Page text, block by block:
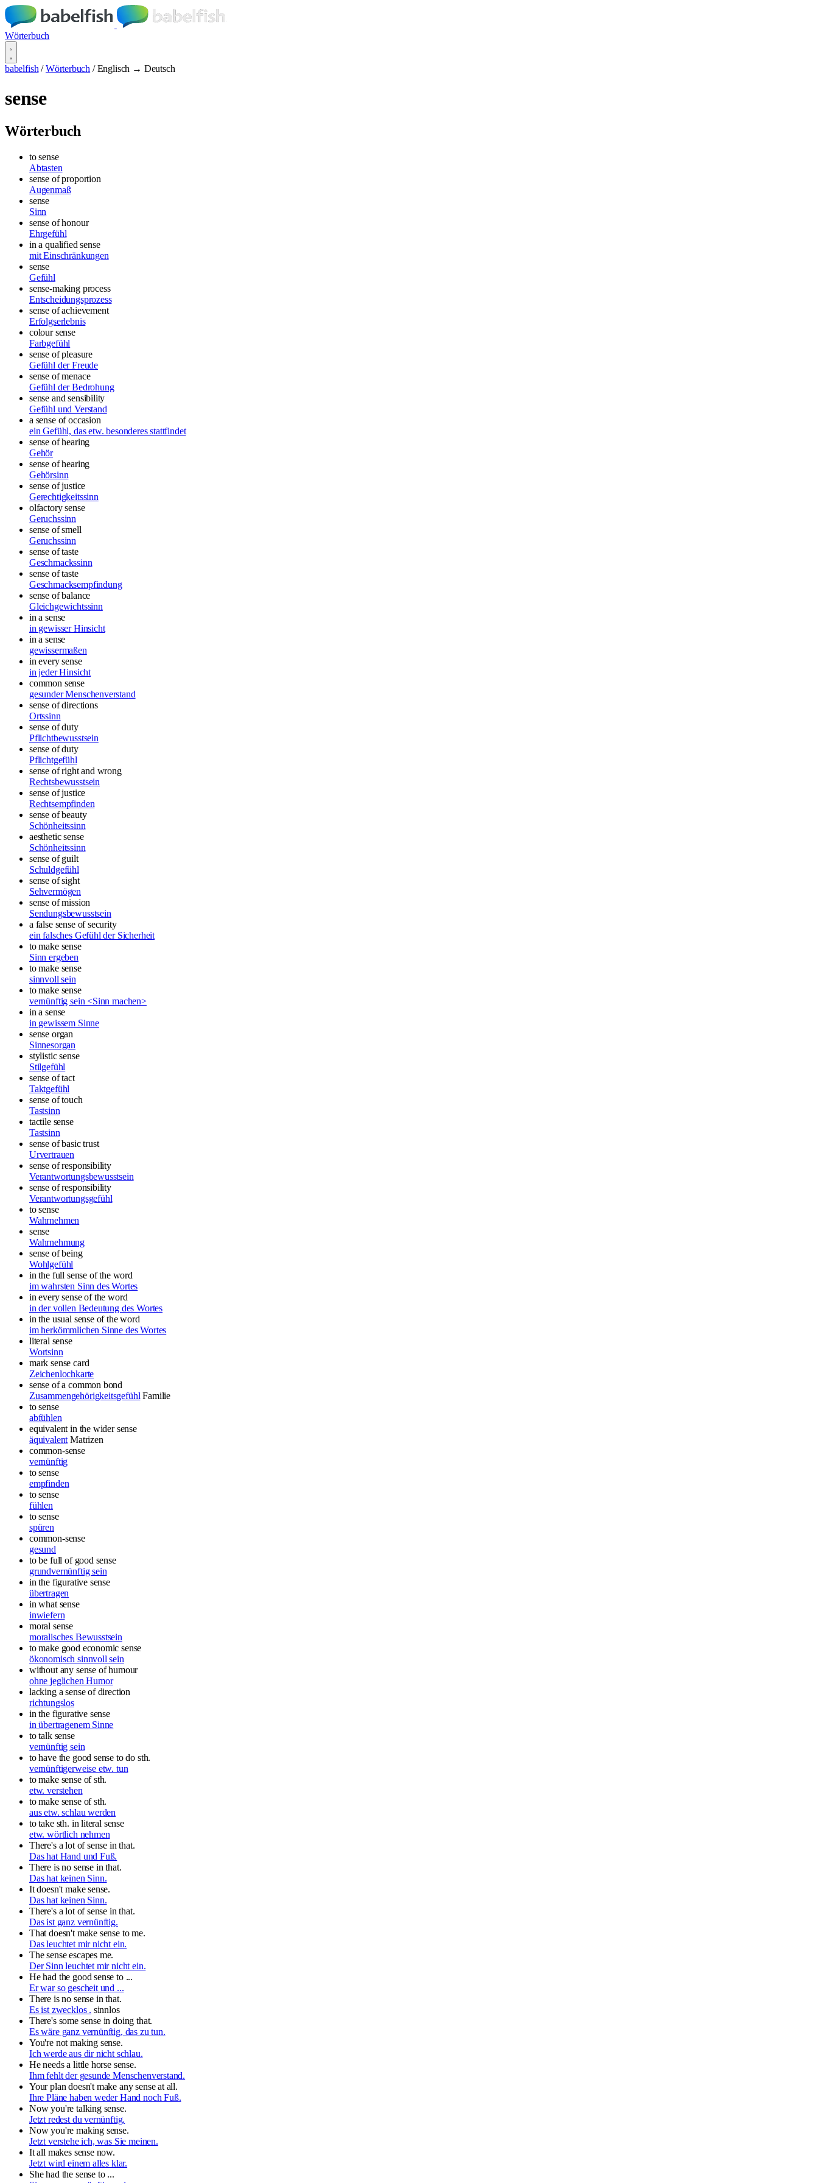
Wörterbuch
babelfish / Wörterbuch / Englisch → Deutsch
sense
Wörterbuch
to sense
Abtasten
sense of proportion
Augenmaß
sense
Sinn
sense of honour
Ehrgefühl
in a qualified sense
mit Einschränkungen
sense
Gefühl
sense-making process
Entscheidungsprozess
sense of achievement
Erfolgserlebnis
colour sense
Farbgefühl
sense of pleasure
Gefühl der Freude
sense of menace
Gefühl der Bedrohung
sense and sensibility
Gefühl und Verstand
a sense of occasion
ein Gefühl, das etw. besonderes stattfindet
sense of hearing
Gehör
sense of hearing
Gehörsinn
sense of justice
Gerechtigkeitssinn
olfactory sense
Geruchssinn
sense of smell
Geruchssinn
sense of taste
Geschmackssinn
sense of taste
Geschmacksempfindung
sense of balance
Gleichgewichtssinn
in a sense
in gewisser Hinsicht
in a sense
gewissermaßen
in every sense
in jeder Hinsicht
common sense
gesunder Menschenverstand
sense of directions
Ortssinn
sense of duty
Pflichtbewusstsein
sense of duty
Pflichtgefühl
sense of right and wrong
Rechtsbewusstsein
sense of justice
Rechtsempfinden
sense of beauty
Schönheitssinn
aesthetic sense
Schönheitssinn
sense of guilt
Schuldgefühl
sense of sight
Sehvermögen
sense of mission
Sendungsbewusstsein
a false sense of security
ein falsches Gefühl der Sicherheit
to make sense
Sinn ergeben
to make sense
sinnvoll sein
to make sense
vernünftig sein <Sinn machen>
in a sense
in gewissem Sinne
sense organ
Sinnesorgan
stylistic sense
Stilgefühl
sense of tact
Taktgefühl
sense of touch
Tastsinn
tactile sense
Tastsinn
sense of basic trust
Urvertrauen
sense of responsibility
Verantwortungsbewusstsein
sense of responsibility
Verantwortungsgefühl
to sense
Wahrnehmen
sense
Wahrnehmung
sense of being
Wohlgefühl
in the full sense of the word
im wahrsten Sinn des Wortes
in every sense of the word
in der vollen Bedeutung des Wortes
in the usual sense of the word
im herkömmlichen Sinne des Wortes
literal sense
Wortsinn
mark sense card
Zeichenlochkarte
sense of a common bond
Zusammengehörigkeitsgefühl Familie
to sense
abfühlen
equivalent in the wider sense
äquivalent Matrizen
common-sense
vernünftig
to sense
empfinden
to sense
fühlen
to sense
spüren
common-sense
gesund
to be full of good sense
grundvernünftig sein
in the figurative sense
übertragen
in what sense
inwiefern
moral sense
moralisches Bewusstsein
to make good economic sense
ökonomisch sinnvoll sein
without any sense of humour
ohne jeglichen Humor
lacking a sense of direction
richtungslos
in the figurative sense
in übertragenem Sinne
to talk sense
vernünftig sein
to have the good sense to do sth.
vernünftigerweise etw. tun
to make sense of sth.
etw. verstehen
to make sense of sth.
aus etw. schlau werden
to take sth. in literal sense
etw. wörtlich nehmen
There's a lot of sense in that.
Das hat Hand und Fuß.
There is no sense in that.
Das hat keinen Sinn.
It doesn't make sense.
Das hat keinen Sinn.
There's a lot of sense in that.
Das ist ganz vernünftig.
That doesn't make sense to me.
Das leuchtet mir nicht ein.
The sense escapes me.
Der Sinn leuchtet mir nicht ein.
He had the good sense to ...
Er war so gescheit und ...
There is no sense in that.
Es ist zwecklos . sinnlos
There's some sense in doing that.
Es wäre ganz vernünftig, das zu tun.
You're not making sense.
Ich werde aus dir nicht schlau.
He needs a little horse sense.
Ihm fehlt der gesunde Menschenverstand.
Your plan doesn't make any sense at all.
Ihre Pläne haben weder Hand noch Fuß.
Now you're talking sense.
Jetzt redest du vernünftig.
Now you're making sense.
Jetzt verstehe ich, was Sie meinen.
It all makes sense now.
Jetzt wird einem alles klar.
She had the sense to ...